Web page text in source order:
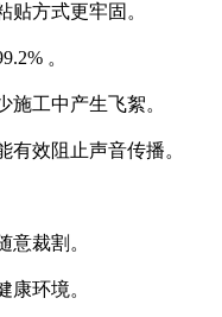
贴方式更牢固。
。
施工中产生飞絮。
效阻止声音传播。
意裁割。
康环境。